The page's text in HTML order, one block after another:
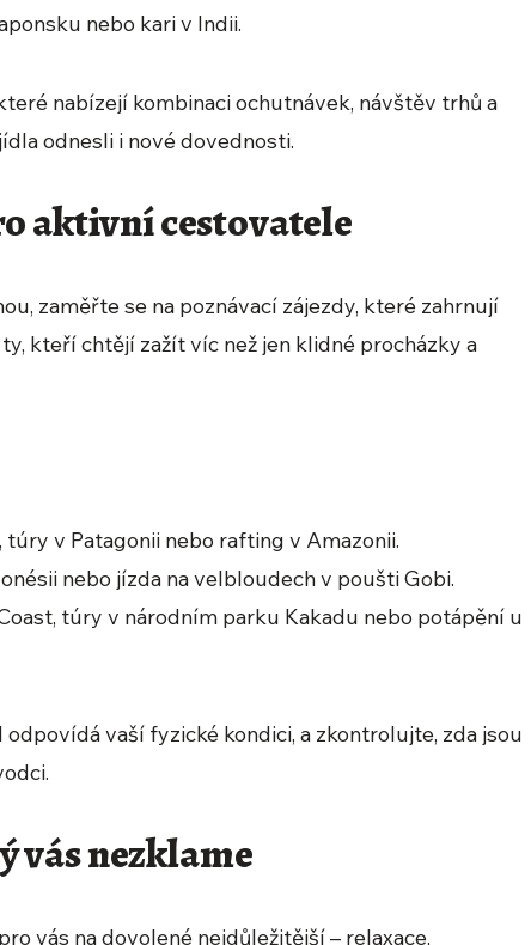
nebo kari v Indii.
nabízejí kombinaci ochutnávek, návštěv trhů a
odnesli i nové dovednosti.
aktivní cestovatele
zaměřte se na poznávací zájezdy, které zahrnují
kteří chtějí zažít víc než jen klidné procházky a
v Patagonii nebo rafting v Amazonii.
nebo jízda na velbloudech v poušti Gobi.
túry v národním parku Kakadu nebo potápění u
vaší fyzické kondici, a zkontrolujte, zda jsou
vás nezklame
vás na dovolené nejdůležitější – relaxace,